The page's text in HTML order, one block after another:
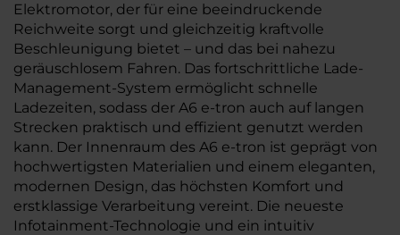
Elektromotor, der für eine beeindruckende
Reichweite sorgt und gleichzeitig kraftvolle
Beschleunigung bietet – und das bei nahezu
geräuschlosem Fahren. Das fortschrittliche Lade-
Management-System ermöglicht schnelle
Ladezeiten, sodass der A6 e-tron auch auf langen
Strecken praktisch und effizient genutzt werden
kann. Der Innenraum des A6 e-tron ist geprägt von
hochwertigsten Materialien und einem eleganten,
modernen Design, das höchsten Komfort und
erstklassige Verarbeitung vereint. Die neueste
Infotainment-Technologie und ein intuitiv